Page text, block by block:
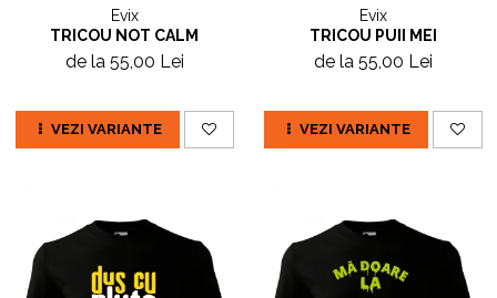
Evix
TRICOU NOT CALM
de la 55,00 Lei
VEZI VARIANTE
Evix
TRICOU PUII MEI
de la 55,00 Lei
VEZI VARIANTE